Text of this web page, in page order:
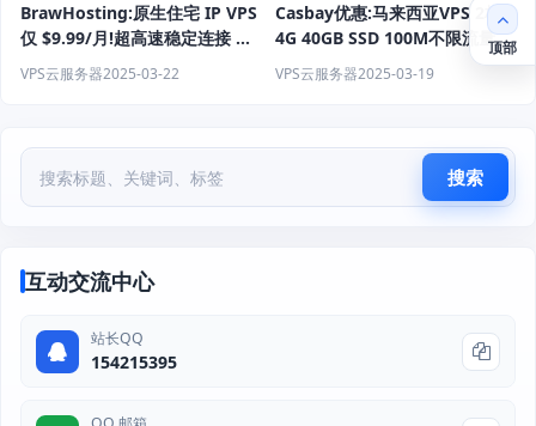
BrawHosting:原生住宅 IP VPS
仅 $9.99/月!超高速稳定连接 低
延迟 适用于 跨境电商 流媒体 游
戏加速 远程办公 助您畅享全球
VPS云服务器2025-03-22
Casbay优惠:马来西亚VPS 2核
4G 40GB SSD 100M不限流量
年付$5.88 月起
VPS云服务器2025-03-19
搜索
互动交流中心
站长QQ
154215395
顶部